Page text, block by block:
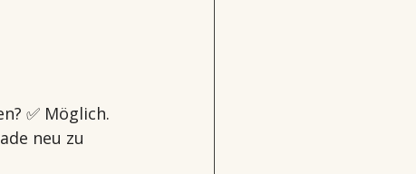
✅ Möglich.
neu zu